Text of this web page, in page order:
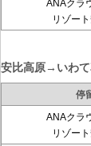
ANAクラ
リゾー
安比高原→いわて
停
ANAクラ
リゾー